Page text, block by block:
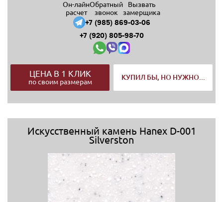
Он-лайн
расчет
Обратный
звонок
Вызвать
замерщика
+7 (985) 869-03-06
+7 (920) 805-98-70
ЦЕНА В 1 КЛИК
по своим размерам
КУПИЛ БЫ, НО НУЖНО...
Искусственный камень Hanex D-001
Silverston